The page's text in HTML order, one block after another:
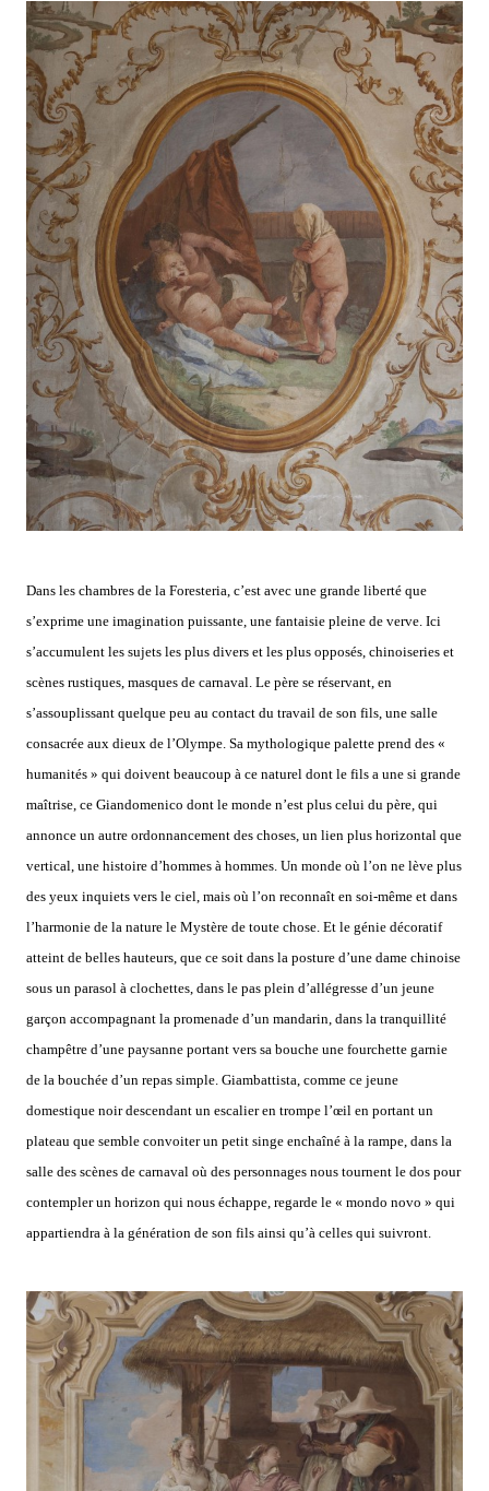
Dans les chambres de la Foresteria, c’est avec une grande liberté que
s’exprime une imagination puissante, une fantaisie pleine de verve. Ici
s’accumulent les sujets les plus divers et les plus opposés, chinoiseries et
scènes rustiques, masques de carnaval. Le père se réservant, en
s’assouplissant quelque peu au contact du travail de son fils, une salle
consacrée aux dieux de l’Olympe. Sa mythologique palette prend des «
humanités » qui doivent beaucoup à ce naturel dont le fils a une si grande
maîtrise, ce Giandomenico dont le monde n’est plus celui du père, qui
annonce un autre ordonnancement des choses, un lien plus horizontal que
vertical, une histoire d’hommes à hommes. Un monde où l’on ne lève plus
des yeux inquiets vers le ciel, mais où l’on reconnaît en soi-même et dans
l’harmonie de la nature le Mystère de toute chose. Et le génie décoratif
atteint de belles hauteurs, que ce soit dans la posture d’une dame chinoise
sous un parasol à clochettes, dans le pas plein d’allégresse d’un jeune
garçon accompagnant la promenade d’un mandarin, dans la tranquillité
champêtre d’une paysanne portant vers sa bouche une fourchette garnie
de la bouchée d’un repas simple. Giambattista, comme ce jeune
domestique noir descendant un escalier en trompe l’œil en portant un
plateau que semble convoiter un petit singe enchaîné à la rampe, dans la
salle des scènes de carnaval où des personnages nous tournent le dos pour
contempler un horizon qui nous échappe, regarde le « mondo novo » qui
appartiendra à la génération de son fils ainsi qu’à celles qui suivront.